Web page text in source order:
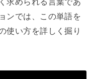
ンでは、この単語を
使い方を詳しく掘り